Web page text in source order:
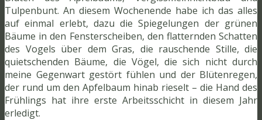
Tulpenbunt. An diesem Wochenende habe ich das alles
auf einmal erlebt, dazu die Spiegelungen der grünen
Bäume in den Fensterscheiben, den flatternden Schatten
des Vogels über dem Gras, die rauschende Stille, die
quietschenden Bäume, die Vögel, die sich nicht durch
meine Gegenwart gestört fühlen und der Blütenregen,
der rund um den Apfelbaum hinab rieselt – die Hand des
Frühlings hat ihre erste Arbeitsschicht in diesem Jahr
erledigt.